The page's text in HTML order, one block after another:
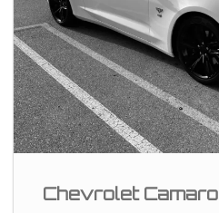
Chevrolet Camaro